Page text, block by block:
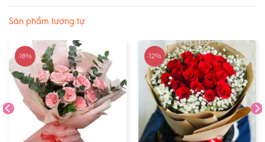
Sản phẩm tương tự
-18% -12%